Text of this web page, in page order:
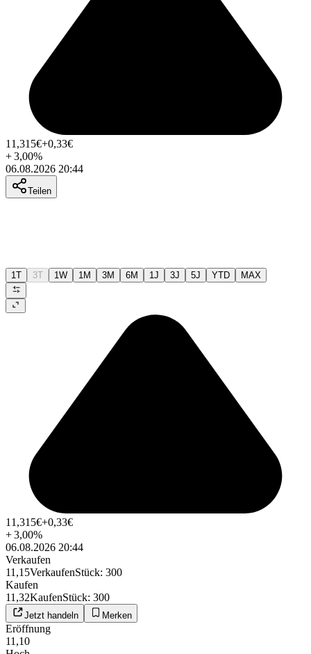
11,315€+0,33€
+3,00%
06.08.2026 20:44
Teilen
1T 3T 1W 1M 3M 6M 1J 3J 5J YTD MAX
11,315€+0,33€
+3,00%
06.08.2026 20:44
Verkaufen
11,15VerkaufenStück: 300
Kaufen
11,32KaufenStück: 300
Jetzt handeln Merken
Eröffnung
11,10